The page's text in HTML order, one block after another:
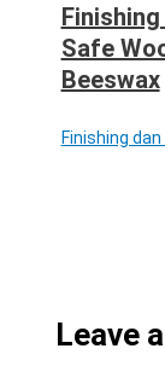
Safe
Beeswax
Finishing
Leave